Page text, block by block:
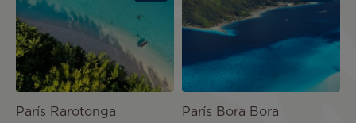
París Rarotonga París Bora Bora